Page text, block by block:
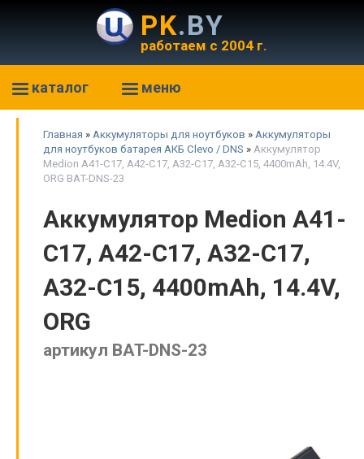
PK.BY
работаем с 2004 г.
каталог меню
Главная » Аккумуляторы для ноутбуков » Аккумуляторы
для ноутбуков батарея АКБ Clevo / DNS » Аккумулятор
Medion A41-C17, A42-C17, A32-C17, A32-C15, 4400mAh, 14.4V,
ORG BAT-DNS-23
Аккумулятор Medion A41-
C17, A42-C17, A32-C17,
A32-C15, 4400mAh, 14.4V,
ORG
артикул BAT-DNS-23